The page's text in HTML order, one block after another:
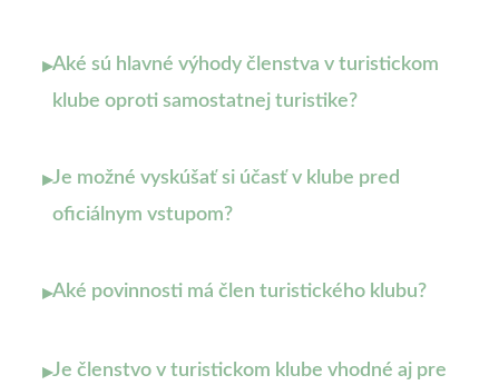
▸Aké sú hlavné výhody členstva v turistickom
klube oproti samostatnej turistike?
▸Je možné vyskúšať si účasť v klube pred
oficiálnym vstupom?
▸Aké povinnosti má člen turistického klubu?
▸Je členstvo v turistickom klube vhodné aj pre